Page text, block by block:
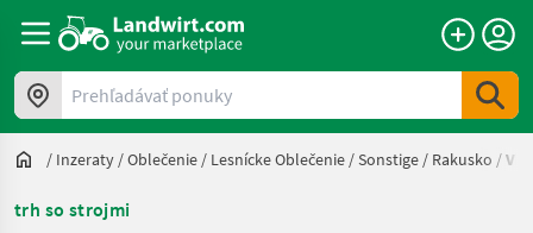
Prehľadávať ponuky
/ Inzeraty /Oblečenie / Lesnícke Oblečenie /Sonstige / Rakusko /
trh so strojmi